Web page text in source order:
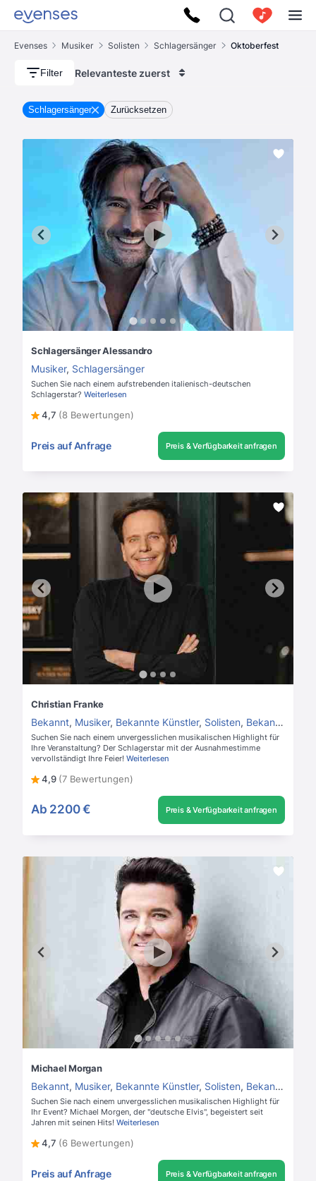
Evenses Musiker Solisten Schlagersänger Oktoberfest
Filter Relevanteste zuerst
Schlagersänger Zurücksetzen
Schlagersänger Alessandro
Musiker, Schlagersänger
Suchen Sie nach einem aufstrebenden italienisch-deutschen
Schlagerstar? Weiterlesen
4,7 (8 Bewertungen)
Preis auf Anfrage Preis & Verfügbarkeit anfragen
Christian Franke
Bekannt, Musiker, Bekannte Künstler, Solisten, Bekannte Sänger
Suchen Sie nach einem unvergesslichen musikalischen Highlight für
Ihre Veranstaltung? Der Schlagerstar mit der Ausnahmestimme
vervollständigt Ihre Feier! Weiterlesen
4,9 (7 Bewertungen)
Ab 2200 € Preis & Verfügbarkeit anfragen
Michael Morgan
Bekannt, Musiker, Bekannte Künstler, Solisten, Bekannte Sänger
Suchen Sie nach einem unvergesslichen musikalischen Highlight für
Ihr Event? Michael Morgen, der "deutsche Elvis", begeistert seit
Jahren mit seinen Hits! Weiterlesen
4,7 (6 Bewertungen)
Preis auf Anfrage Preis & Verfügbarkeit anfragen